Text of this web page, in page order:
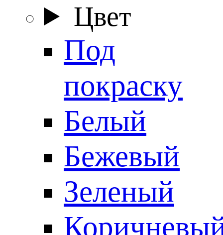
Цвет
Под
покраску
Белый
Бежевый
Зеленый